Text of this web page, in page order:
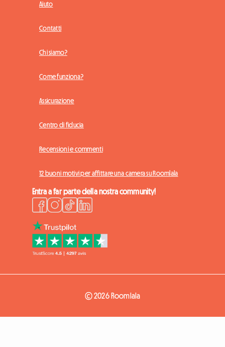
Aiuto
Contatti
Chi siamo?
Come funziona?
Assicurazione
Centro di fiducia
Recensioni e commenti
12 buoni motivi per affittare una camera su Roomlala
Entra a far parte della nostra community!
© 2026 Roomlala